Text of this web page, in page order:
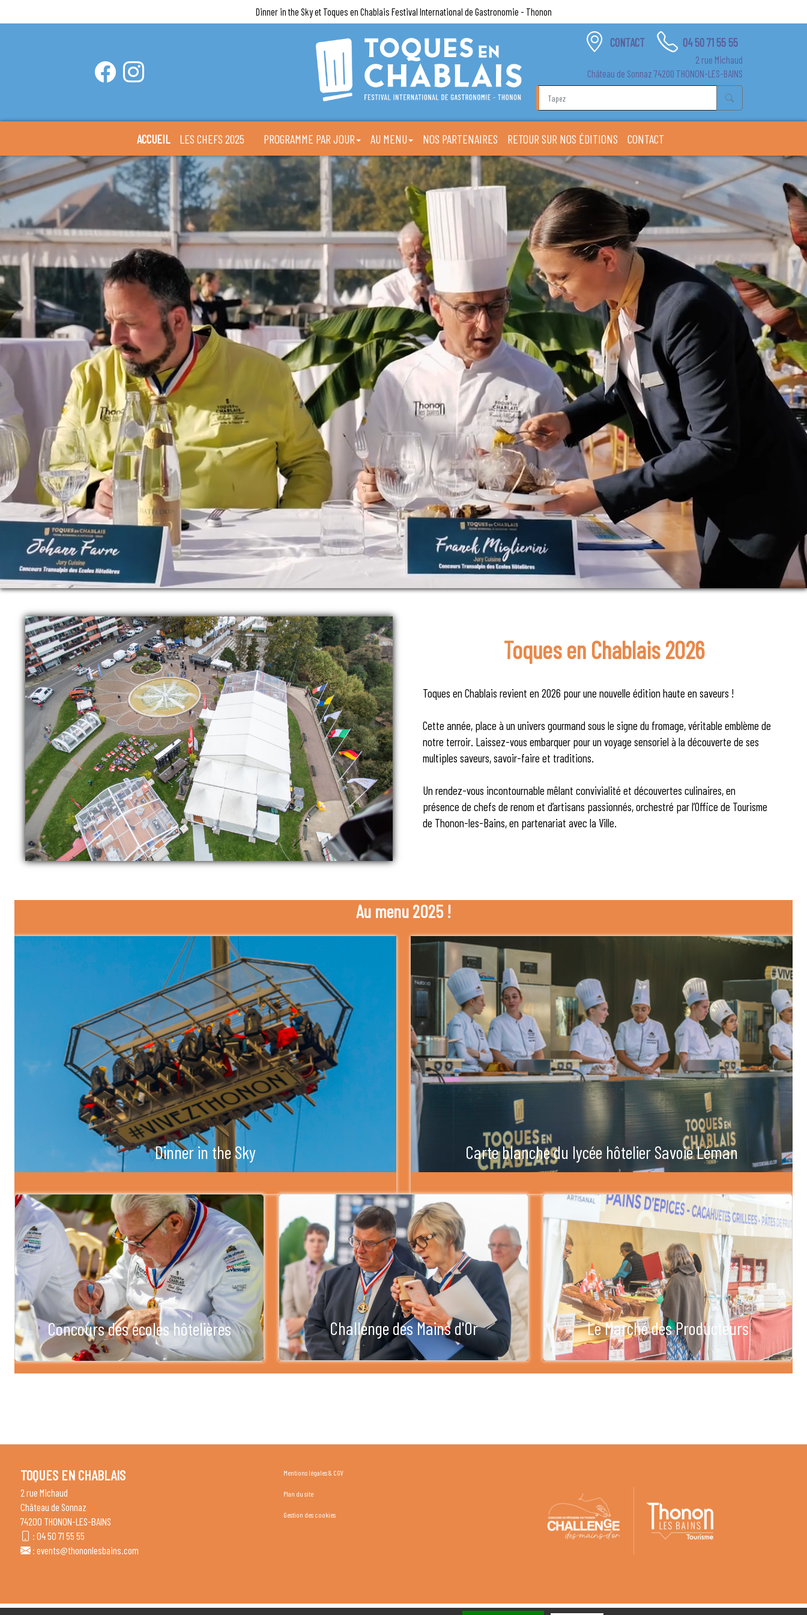
Dinner in the Sky et Toques en Chablais Festival International de Gastronomie - Thonon
CONTACT 04 50 71 55 55
2 rue Michaud
Château de Sonnaz 74200 THONON-LES-BAINS
ACCUEIL LES CHEFS 2025 PROGRAMME PAR JOUR AU MENU NOS PARTENAIRES RETOUR SUR NOS ÉDITIONS CONTACT
Toques en Chablais 2026
Toques en Chablais revient en 2026 pour une nouvelle édition haute en saveurs !
Cette année, place à un univers gourmand sous le signe du fromage, véritable emblème de
notre terroir. Laissez-vous embarquer pour un voyage sensoriel à la découverte de ses
multiples saveurs, savoir-faire et traditions.
Un rendez-vous incontournable mêlant convivialité et découvertes culinaires, en
présence de chefs de renom et d’artisans passionnés, orchestré par l’Office de Tourisme
de Thonon-les-Bains, en partenariat avec la Ville.
Au menu 2025 !
Dinner in the Sky Carte blanche du lycée hôtelier Savoie Léman
Concours des écoles hôtelières Challenge des Mains d'Or Le Marché des Producteurs
TOQUES EN CHABLAIS
2 rue Michaud
Château de Sonnaz
74200 THONON-LES-BAINS
: 04 50 71 55 55
: events@thononlesbains.com
Mentions légales & CGV
Plan du site
Gestion des cookies